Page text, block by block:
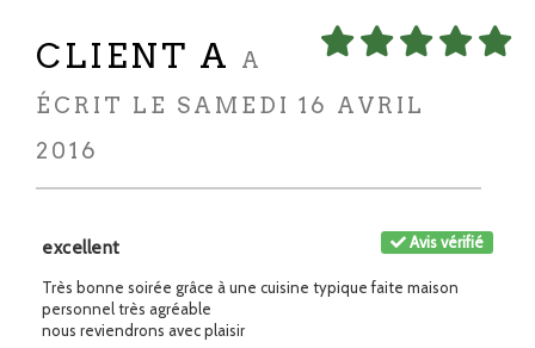
CLIENT A
A
ÉCRIT LE SAMEDI 16 AVRIL
2016
Avis vérifié
excellent
Très bonne soirée grâce à une cuisine typique faite maison
personnel très agréable
nous reviendrons avec plaisir